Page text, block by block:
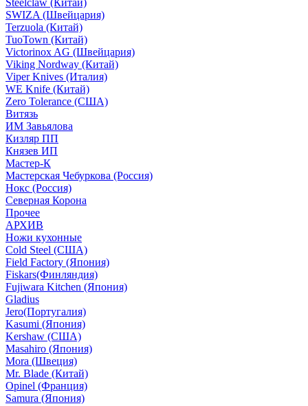
Steelclaw (Китай)
SWIZA (Швейцария)
Terzuola (Китай)
TuoTown (Китай)
Victorinox AG (Швейцария)
Viking Nordway (Китай)
Viper Knives (Италия)
WE Knife (Китай)
Zero Tolerance (США)
Витязь
ИМ Завьялова
Кизляр ПП
Князев ИП
Мастер-К
Мастерская Чебуркова (Россия)
Нокс (Россия)
Северная Корона
Прочее
АРХИВ
Ножи кухонные
Cold Steel (США)
Field Factory (Япония)
Fiskars(Финляндия)
Fujiwara Kitchen (Япония)
Gladius
Jero(Португалия)
Kasumi (Япония)
Kershaw (США)
Masahiro (Япония)
Mora (Швеция)
Mr. Blade (Китай)
Opinel (Франция)
Samura (Япония)